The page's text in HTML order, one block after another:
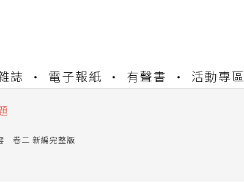
誌 電子報紙 有聲書 活動專區
中，本站同步暫停部分閱讀服務
資產合併結果查詢
卷二 新編完整版